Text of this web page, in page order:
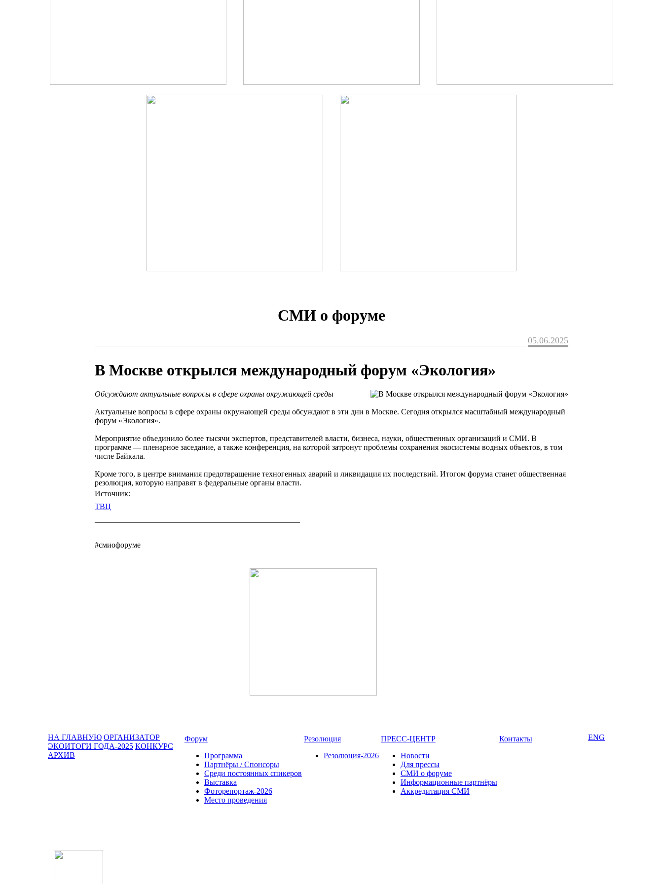
СМИ о форуме
05.06.2025
В Москве открылся международный форум «Экология»
Обсуждают актуальные вопросы в сфере охраны окружающей среды
Актуальные вопросы в сфере охраны окружающей среды обсуждают в эти дни в Москве. Сегодня открылся масштабный международный
форум «Экология».
Мероприятие объединило более тысячи экспертов, представителей власти, бизнеса, науки, общественных организаций и СМИ. В
программе — пленарное заседание, а также конференция, на которой затронут проблемы сохранения экосистемы водных объектов, в том
числе Байкала.
Кроме того, в центре внимания предотвращение техногенных аварий и ликвидация их последствий. Итогом форума станет общественная
резолюция, которую направят в федеральные органы власти.
Источник:
ТВЦ
#смиофоруме
НА ГЛАВНУЮ ОРГАНИЗАТОР
ЭКОИТОГИ ГОДА-2025 КОНКУРС
АРХИВ
Форум
Программа
Партнёры / Спонсоры
Среди постоянных спикеров
Выставка
Фоторепортаж-2026
Место проведения
Резолюция
Резолюция-2026
ПРЕСС-ЦЕНТР
Новости
Для прессы
СМИ о форуме
Информационные партнёры
Аккредитация СМИ
Контакты ENG